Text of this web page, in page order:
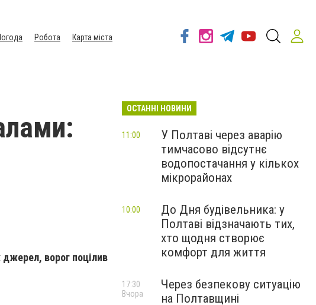
Робота
Карта міста
джерел, ворог поцілив
ОСТАННІ НОВИНИ
У Полтаві через аварію
тимчасово відсутнє
водопостачання у кількох
мікрорайонах
11:00
До Дня будівельника: у
Полтаві відзначають тих,
хто щодня створює
комфорт для життя
10:00
Через безпекову ситуацію
на Полтавщині
17:30
Вчора